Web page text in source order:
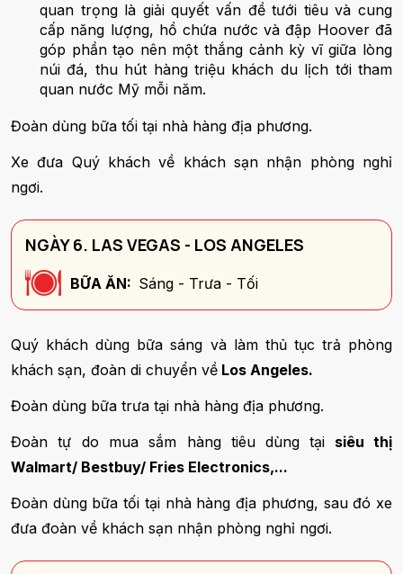
quan trọng là giải quyết vấn đề tưới tiêu và cung
cấp năng lượng, hồ chứa nước và đập Hoover đã
góp phần tạo nên một thắng cảnh kỳ vĩ giữa lòng
núi đá, thu hút hàng triệu khách du lịch tới tham
quan nước Mỹ mỗi năm.
Đoàn dùng bữa tối tại nhà hàng địa phương.
Xe đưa Quý khách về khách sạn nhận phòng nghỉ
ngơi.
NGÀY 6. LAS VEGAS - LOS ANGELES
BỮA ĂN: Sáng - Trưa - Tối
Quý khách dùng bữa sáng và làm thủ tục trả phòng
khách sạn, đoàn di chuyển về Los Angeles.
Đoàn dùng bữa trưa tại nhà hàng địa phương.
Đoàn tự do mua sắm hàng tiêu dùng tại siêu thị
Walmart/ Bestbuy/ Fries Electronics,...
Đoàn dùng bữa tối tại nhà hàng địa phương, sau đó xe
đưa đoàn về khách sạn nhận phòng nghỉ ngơi.